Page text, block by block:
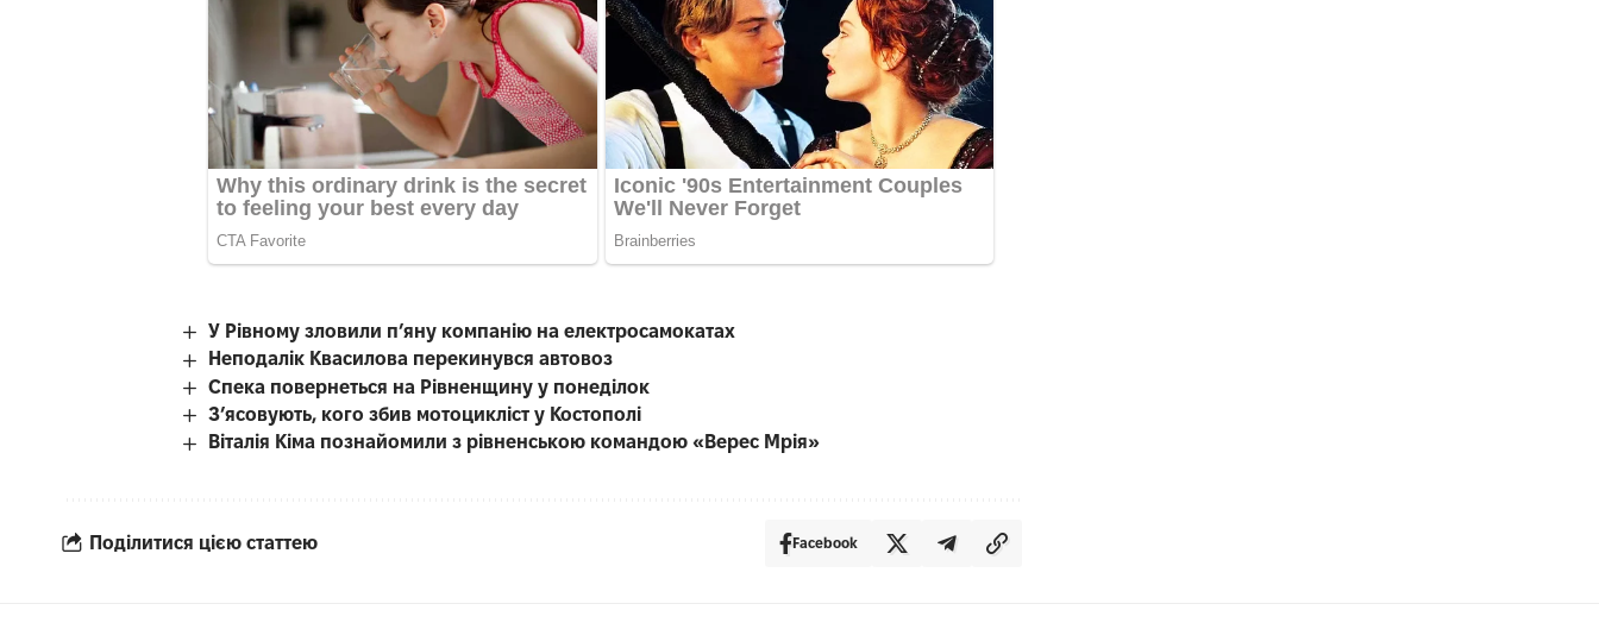
У Рівному зловили п’яну компанію на електросамокатах
Неподалік Квасилова перекинувся автовоз
Спека повернеться на Рівненщину у понеділок
З’ясовують, кого збив мотоцикліст у Костополі
Віталія Кіма познайомили з рівненською командою «Верес Мрія»
Поділитися цією статтею Facebook